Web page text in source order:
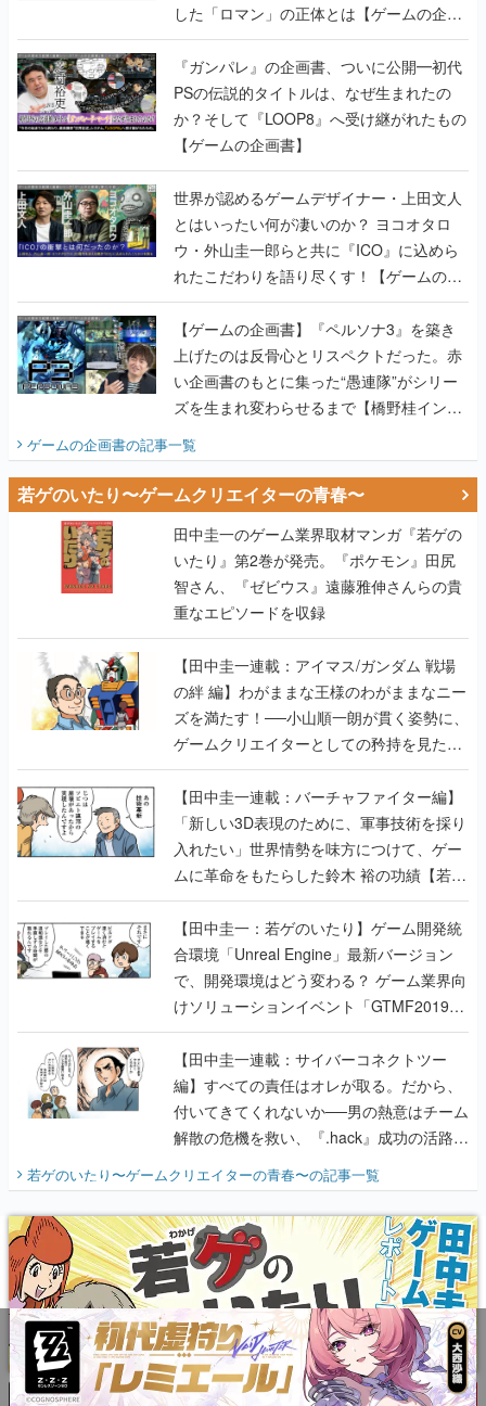
した「ロマン」の正体とは【ゲームの企画
書】
『ガンパレ』の企画書、ついに公開━初代
PSの伝説的タイトルは、なぜ生まれたの
か？そして『LOOP8』へ受け継がれたもの
【ゲームの企画書】
世界が認めるゲームデザイナー・上田文人
とはいったい何が凄いのか？ ヨコオタロ
ウ・外山圭一郎らと共に『ICO』に込めら
れたこだわりを語り尽くす！【ゲームの企
画書】
【ゲームの企画書】『ペルソナ3』を築き
上げたのは反骨心とリスペクトだった。赤
い企画書のもとに集った“愚連隊”がシリー
ズを生まれ変わらせるまで【橋野桂インタ
ゲームの企画書の記事一覧
若ゲのいたり〜ゲームクリエイターの青春〜
田中圭一のゲーム業界取材マンガ『若ゲの
いたり』第2巻が発売。『ポケモン』田尻
智さん、『ゼビウス』遠藤雅伸さんらの貴
重なエピソードを収録
【田中圭一連載：アイマス/ガンダム 戦場
の絆 編】わがままな王様のわがままなニー
ズを満たす！──小山順一朗が貫く姿勢に、
ゲームクリエイターとしての矜持を見た
【若ゲのいたり最終回】
【田中圭一連載：バーチャファイター編】
「新しい3D表現のために、軍事技術を採り
入れたい」世界情勢を味方につけて、ゲー
ムに革命をもたらした鈴木 裕の功績【若ゲ
のいたり】
【田中圭一：若ゲのいたり】ゲーム開発統
合環境「Unreal Engine」最新バージョン
で、開発環境はどう変わる？ ゲーム業界向
けソリューションイベント「GTMF2019」
に行って、より理解を深めよう【PR】
【田中圭一連載：サイバーコネクトツー
編】すべての責任はオレが取る。だから、
付いてきてくれないか──男の熱意はチーム
解散の危機を救い、『.hack』成功の活路を
『少年ジャンプ』色だった【若ゲのいた
り】
若ゲのいたり〜ゲームクリエイターの青春〜の記事一覧
X Youtube